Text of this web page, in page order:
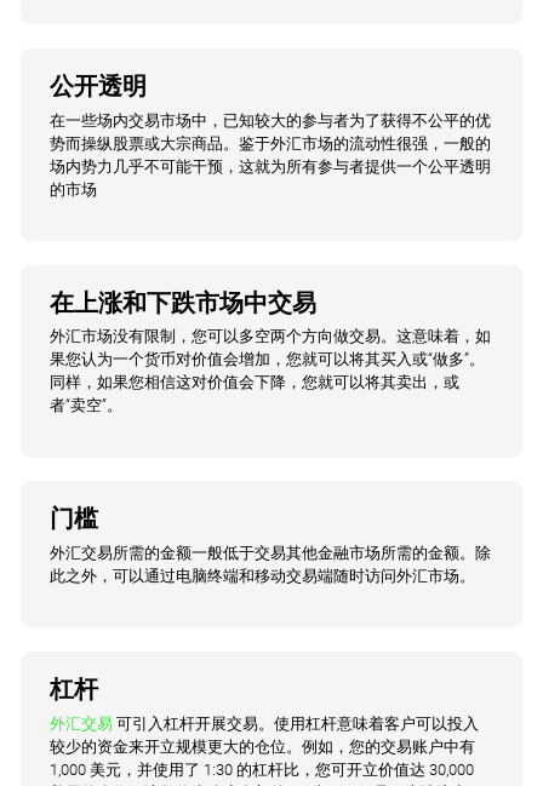
公开透明
在一些场内交易市场中，已知较大的参与者为了获得不公平的优
势而操纵股票或大宗商品。鉴于外汇市场的流动性很强，一般的
场内势力几乎不可能干预，这就为所有参与者提供一个公平透明
的市场
在上涨和下跌市场中交易
外汇市场没有限制，您可以多空两个方向做交易。这意味着，如
果您认为一个货币对价值会增加，您就可以将其买入或“做多”。
同样，如果您相信这对价值会下降，您就可以将其卖出，或
者“卖空”。
门槛
外汇交易所需的金额一般低于交易其他金融市场所需的金额。除
此之外，可以通过电脑终端和移动交易端随时访问外汇市场。
杠杆
外汇交易 可引入杠杆开展交易。使用杠杆意味着客户可以投入
较少的资金来开立规模更大的仓位。例如，您的交易账户中有
1,000 美元，并使用了 1:30 的杠杆比，您可开立价值达 30,000